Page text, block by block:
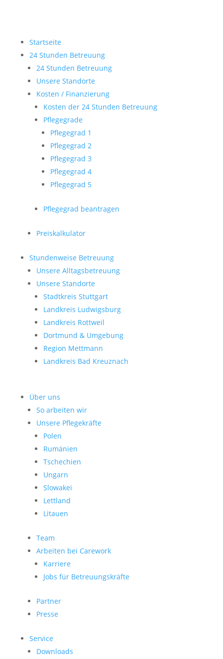
Startseite
24 Stunden Betreuung
24 Stunden Betreuung
Unsere Standorte
Kosten / Finanzierung
Kosten der 24 Stunden Betreuung
Pflegegrade
Pflegegrad 1
Pflegegrad 2
Pflegegrad 3
Pflegegrad 4
Pflegegrad 5
Pflegegrad beantragen
Preiskalkulator
Stundenweise Betreuung
Unsere Alltagsbetreuung
Unsere Standorte
Stadtkreis Stuttgart
Landkreis Ludwigsburg
Landkreis Rottweil
Dortmund & Umgebung
Region Mettmann
Landkreis Bad Kreuznach
Über uns
So arbeiten wir
Unsere Pflegekräfte
Polen
Rumänien
Tschechien
Ungarn
Slowakei
Lettland
Litauen
Team
Arbeiten bei Carework
Karriere
Jobs für Betreuungskräfte
Partner
Presse
Service
Downloads